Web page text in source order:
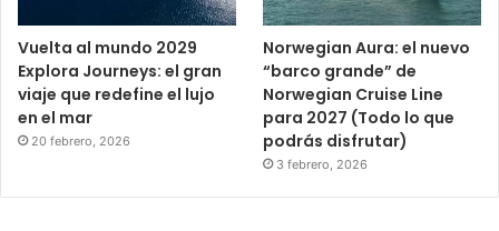
Vuelta al mundo 2029
Explora Journeys: el gran
viaje que redefine el lujo
en el mar
20 febrero, 2026
Norwegian Aura: el nuevo
“barco grande” de
Norwegian Cruise Line
para 2027 (Todo lo que
podrás disfrutar)
3 febrero, 2026